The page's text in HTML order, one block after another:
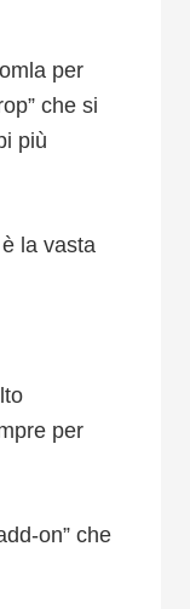
per
che si
più
la vasta
per
on” che